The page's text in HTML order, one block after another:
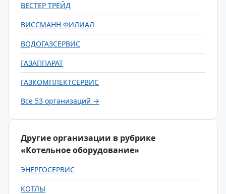
ВЕСТЕР ТРЕЙД
ВИССМАНН ФИЛИАЛ
ВОДОГАЗСЕРВИС
ГАЗАППАРАТ
ГАЗКОМПЛЕКТСЕРВИС
Все 53 организаций →
Другие организации в рубрике
«Котельное оборудование»
ЭНЕРГОСЕРВИС
КОТЛЫ